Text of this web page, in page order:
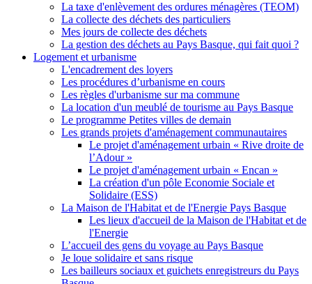
La taxe d'enlèvement des ordures ménagères (TEOM)
La collecte des déchets des particuliers
Mes jours de collecte des déchets
La gestion des déchets au Pays Basque, qui fait quoi ?
Logement et urbanisme
L'encadrement des loyers
Les procédures d’urbanisme en cours
Les règles d'urbanisme sur ma commune
La location d'un meublé de tourisme au Pays Basque
Le programme Petites villes de demain
Les grands projets d'aménagement communautaires
Le projet d'aménagement urbain « Rive droite de
l’Adour »
Le projet d'aménagement urbain « Encan »
La création d'un pôle Economie Sociale et
Solidaire (ESS)
La Maison de l'Habitat et de l'Energie Pays Basque
Les lieux d'accueil de la Maison de l'Habitat et de
l'Energie
L’accueil des gens du voyage au Pays Basque
Je loue solidaire et sans risque
Les bailleurs sociaux et guichets enregistreurs du Pays